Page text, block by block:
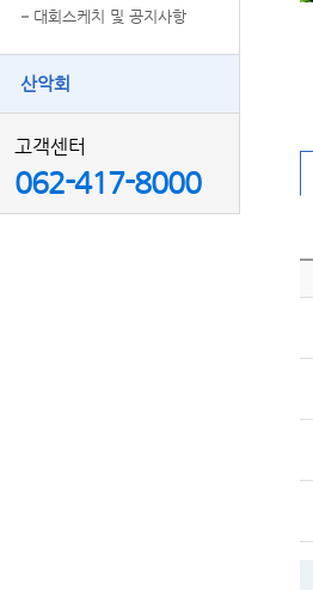
대회스케치 및 공지사항
산악회
고객센터
062-417-8000